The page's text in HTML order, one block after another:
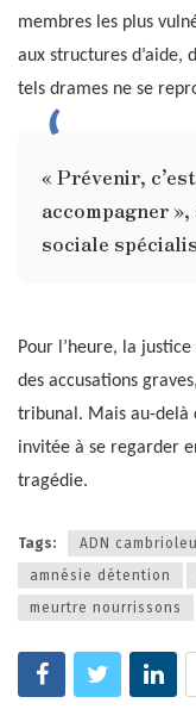
membres les plus
aux structures d’aide,
tels drames ne se
« Prévenir,
accompagner
sociale
Pour l’heure, la
des accusations
tribunal. Mais au-delà
invitée à se regarder
tragédie.
Tags: ADN
amnésie détention
meurtre nourrissons